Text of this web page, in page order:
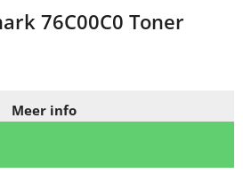
76C00C0 Toner
Meer info